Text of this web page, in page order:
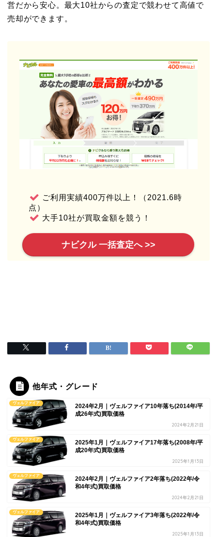
営だから安心。最大10社からの査定で競わせて高値で
売却ができます。
ご利用実績400万件以上！（2021.6時
点）
大手10社が買取金額を競う！
ナビクル 一括査定へ >>
他年式・グレード
ヴェルファイア
2024年2月｜ヴェルファイア10年落ち(2014年/平
成26年式)買取価格
2024年2月21日
ヴェルファイア
2025年1月｜ヴェルファイア17年落ち(2008年/平
成20年式)買取価格
2025年1月13日
ヴェルファイア
2024年2月｜ヴェルファイア2年落ち(2022年/令
和4年式)買取価格
2024年2月21日
ヴェルファイア
2025年1月｜ヴェルファイア3年落ち(2022年/令
和4年式)買取価格
2025年1月13日